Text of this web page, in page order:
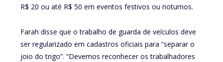
R$ 20 ou até R$ 50 em eventos festivos ou noturnos.
Farah disse que o trabalho de guarda de veículos deve
ser regularizado em cadastros oficiais para “separar o
joio do trigo”. “Devemos reconhecer os trabalhadores